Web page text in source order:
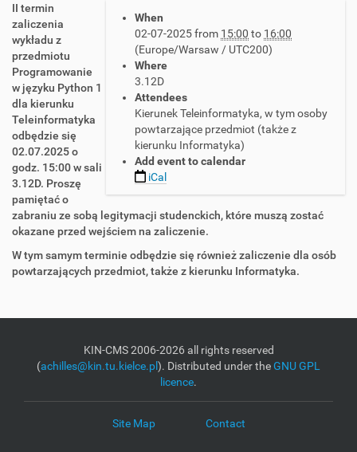
h
t
t
p
s
:
/
/
a
c
h
i
l
l
e
.
t
When
02-07-2025from 15:00 to 16:00
(Europe/Warsaw / UTC200)
Where
3.12D
Attendees
Kierunek Teleinformatyka, w tym osoby
powtarzające przedmiot (także z
kierunku Informatyka)
Add event to calendar
iCal
II termin
zaliczenia
wykładu z
przedmiotu
Programowanie
w języku Python 1
dla kierunku
Teleinformatyka
odbędzie się
02.07.2025 o
godz. 15:00 w sali
3.12D. Proszę
pamiętać o
zabraniu ze sobą legitymacji studenckich, które muszą zostać
okazane przed wejściem na zaliczenie.
W tym samym terminie odbędzie się również zaliczenie dla osób
powtarzających przedmiot, także z kierunku Informatyka.
KIN-CMS 2006-2026 all rights reserved
(achilles@kin.tu.kielce.pl). Distributed under theGNU GPL
licence.
Site Map Contact